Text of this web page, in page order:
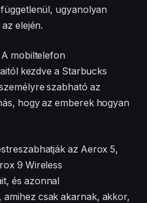
ugyanolyan
elején.
mobiltelefon
kezdve a Starbucks
szabható az
hogy az emberek hogyan
az Aerox 5,
9 Wireless
és azonnal
csak akarnak, akkor,